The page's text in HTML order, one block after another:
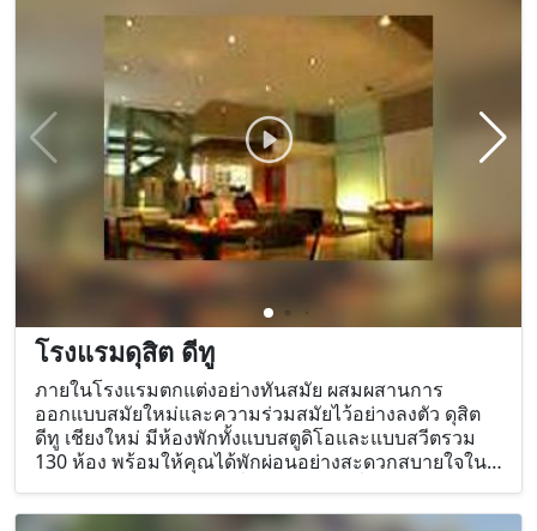
หมายถึง ต้นไม้ เมื่อผสมกับคำว่า ‘Lock’ ที่แปลว่า เก็บ
รักษา รวมกันเเล้วจึงมีความหมายว่า การเก็บรักษาพื้นที่สี
เขียว ดังนั้นพื้นที่ทุกมุมของโรงเเรมจึงถูกเเทรกไปด้วย
เหล่าต้นไม้นานาพรรณ กลายเป็นพื้นที่สีเขียวใจกลาง
นิมมานฯ อย่างที่ตั้งใจไว้ นอกจากนั้นยังเด่นด้วยงานดีไซน์
สไตล์ลอฟท์ที่น่าสนใจ ดูกลมกลืนผสมผสานไปกับเหล่า
เเมกไม้ได้อย่างลงตัว
โรงแรมดุสิต ดีทู
ภายในโรงแรมตกแต่งอย่างทันสมัย ผสมผสานการ
ออกแบบสมัยใหม่และความร่วมสมัยไว้อย่างลงตัว ดุสิต
ดีทู เชียงใหม่ มีห้องพักทั้งแบบสตูดิโอและแบบสวีตรวม
130 ห้อง พร้อมให้คุณได้พักผ่อนอย่างสะดวกสบายใจใน
ไปยังสถานที่ต่างๆ ได้อย่างรวดเร็ว